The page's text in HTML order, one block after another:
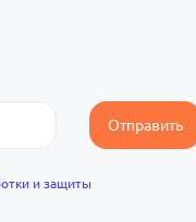
Отправить
и защиты